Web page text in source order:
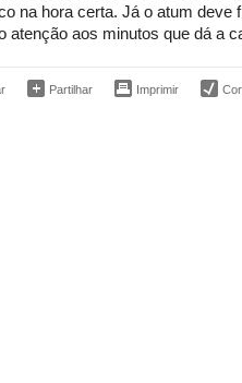
na hora certa. Já o atum deve
atenção aos minutos que dá a
Partilhar Imprimir